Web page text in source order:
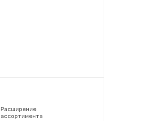
Расширение
ассортимента